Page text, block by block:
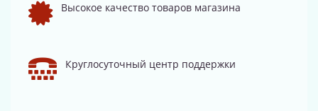
Высокое качество товаров магазина
Круглосуточный центр поддержки